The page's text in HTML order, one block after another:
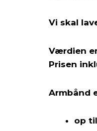
Vi skal
Værdien
Prisen
Armbånd
op